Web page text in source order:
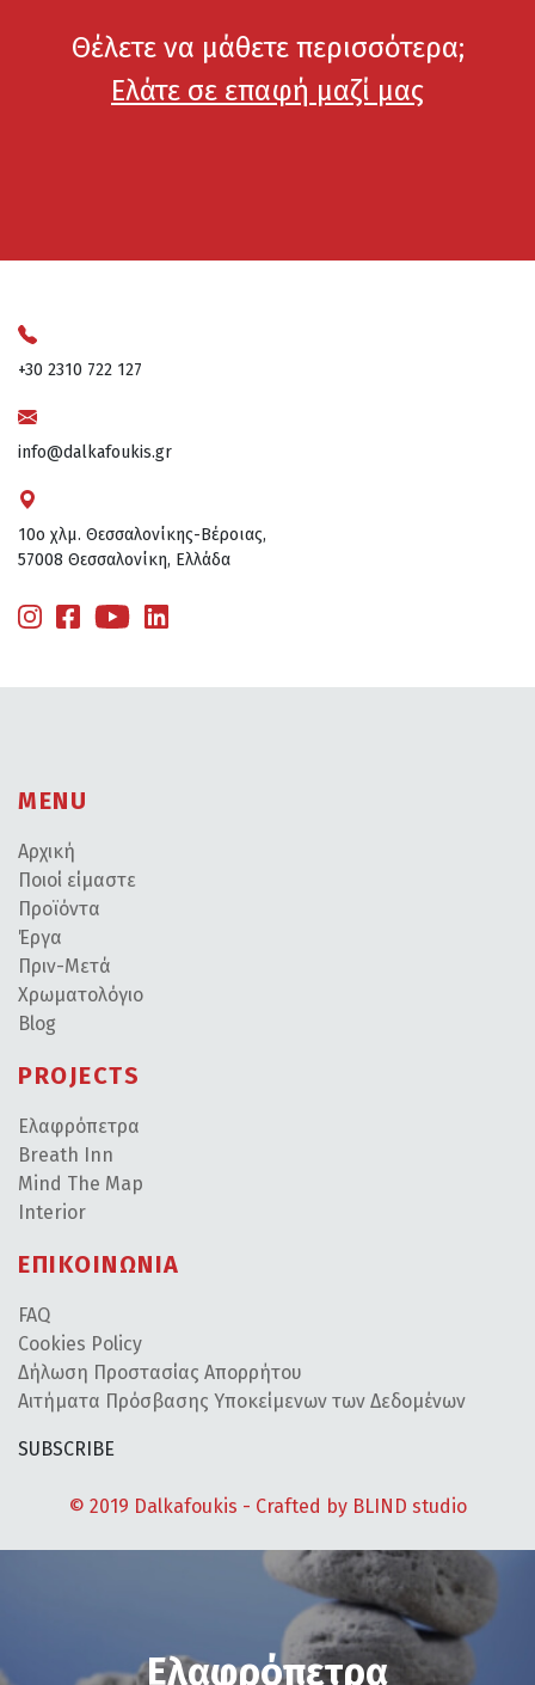
Θέλετε να μάθετε περισσότερα;
Ελάτε σε επαφή μαζί μας
+30 2310 722 127
info@dalkafoukis.gr
10ο χλμ. Θεσσαλονίκης-Βέροιας,
57008 Θεσσαλονίκη, Ελλάδα
MENU
Αρχική
Ποιοί είμαστε
Προϊόντα
Έργα
Πριν-Μετά
Χρωματολόγιο
Blog
PROJECTS
Ελαφρόπετρα
Breath Inn
Mind The Map
Interior
ΕΠΙΚΟΙΝΩΝΙΑ
FAQ
Cookies Policy
Δήλωση Προστασίας Απορρήτου
Αιτήματα Πρόσβασης Υποκείμενων των Δεδομένων
SUBSCRIBE
© 2019 Dalkafoukis - Crafted by BLIND studio
Ελαφρόπετρα